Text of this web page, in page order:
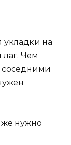
укладки на
лаг. Чем
соседними